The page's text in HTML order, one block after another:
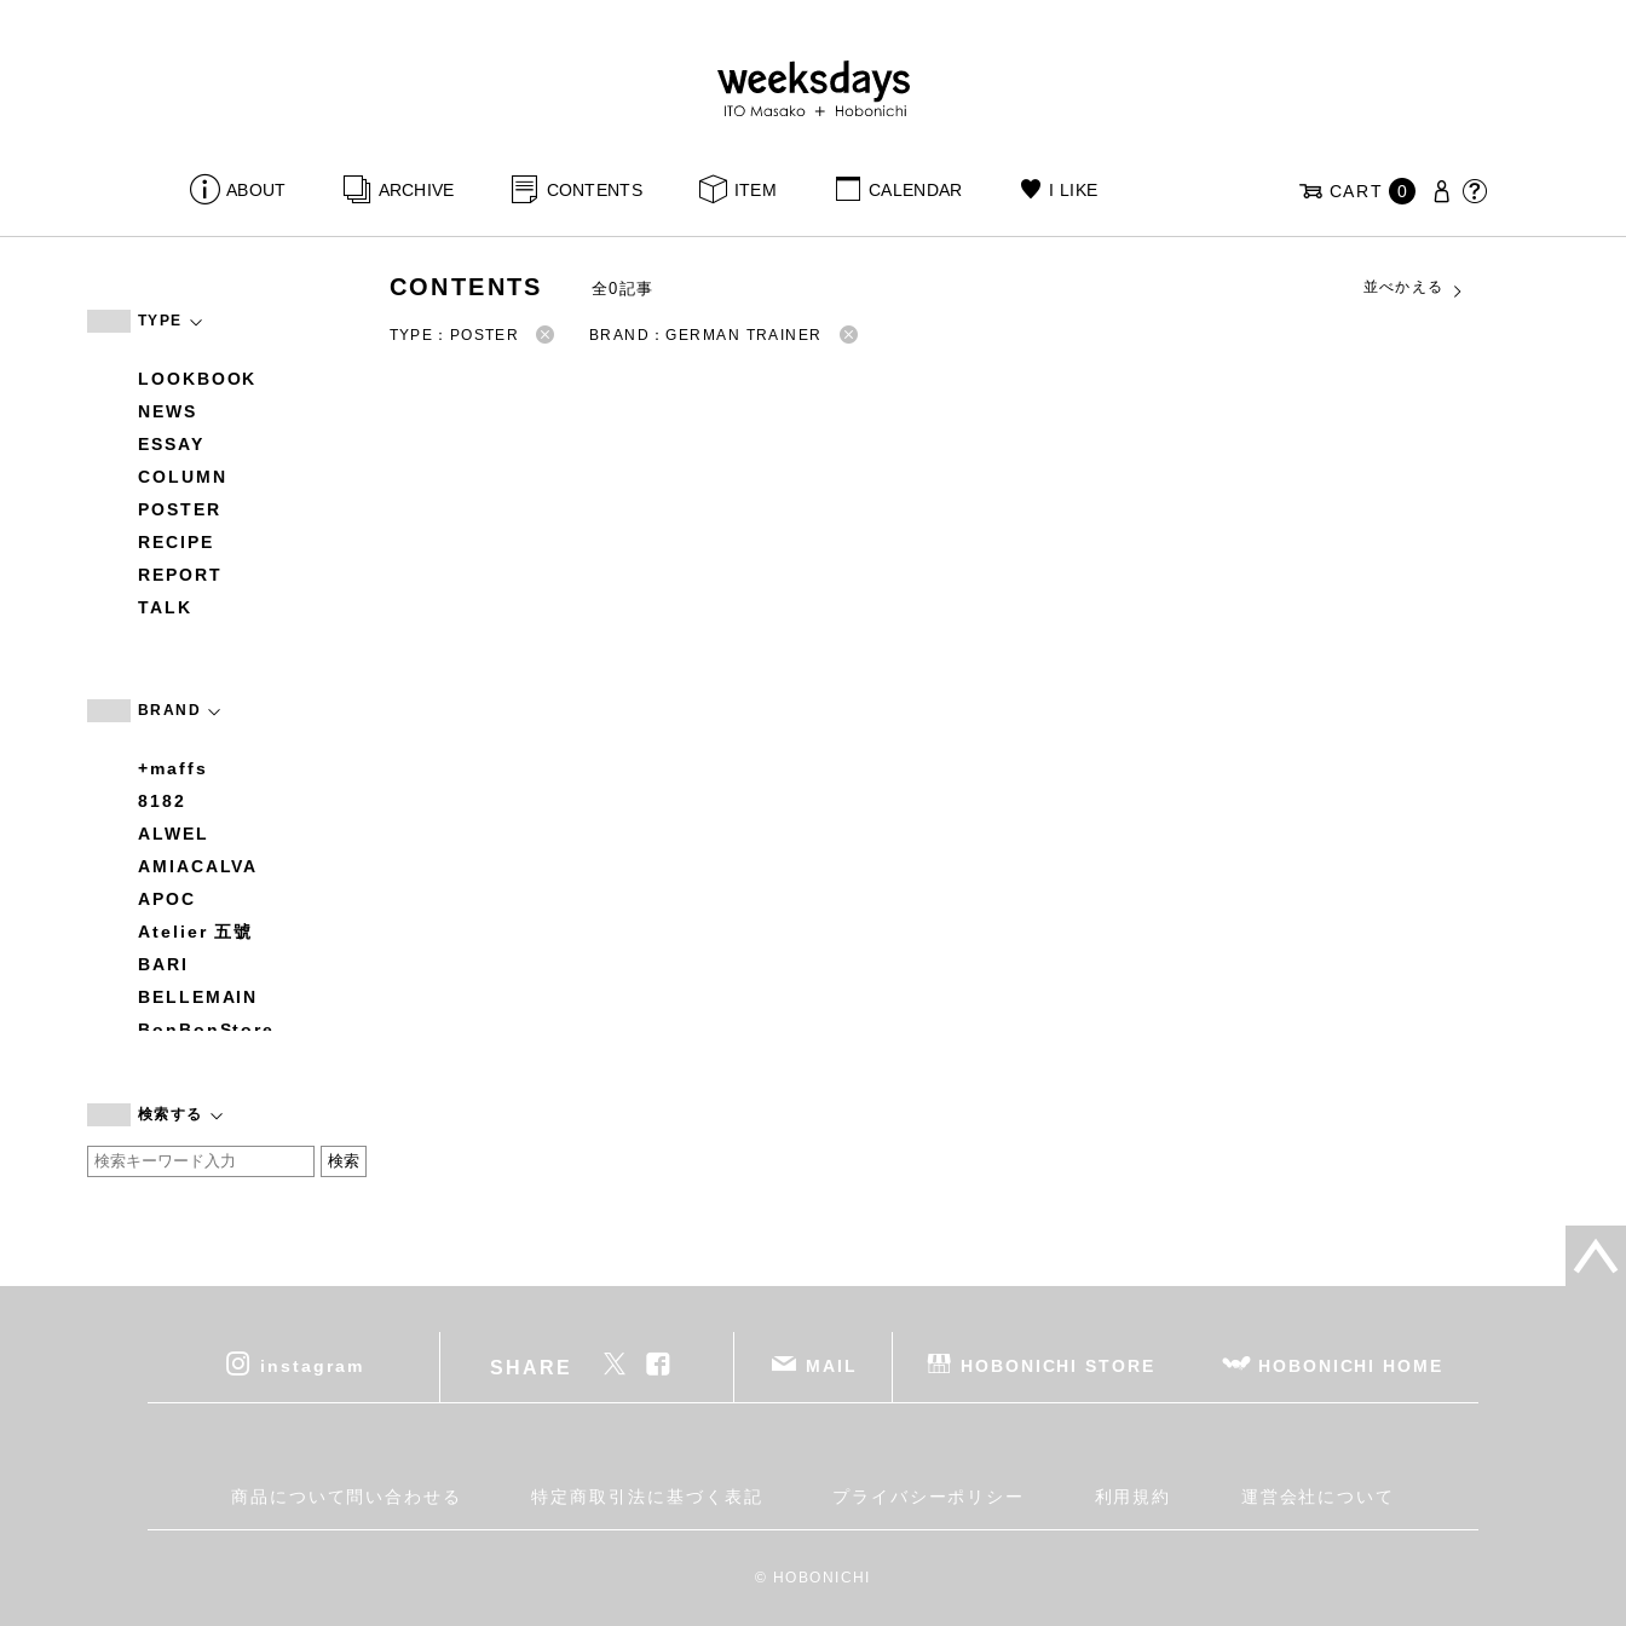
ABOUT ARCHIVE CONTENTS ITEM CALENDAR I LIKE CART 0
TYPE
LOOKBOOK
NEWS
ESSAY
COLUMN
POSTER
RECIPE
REPORT
TALK
BRAND
+maffs
8182
ALWEL
AMIACALVA
APOC
Atelier 五號
BARI
BELLEMAIN
BonBonStore
by basics
CATWORTH
cohan
DEAN & DELUCA
Fatima Morocco
検索する
CONTENTS 全0記事 並べかえる
TYPE：POSTER BRAND：GERMAN TRAINER
instagram SHARE MAIL HOBONICHI STORE HOBONICHI HOME
商品について問い合わせる 特定商取引法に基づく表記 プライバシーポリシー 利用規約 運営会社について
© HOBONICHI